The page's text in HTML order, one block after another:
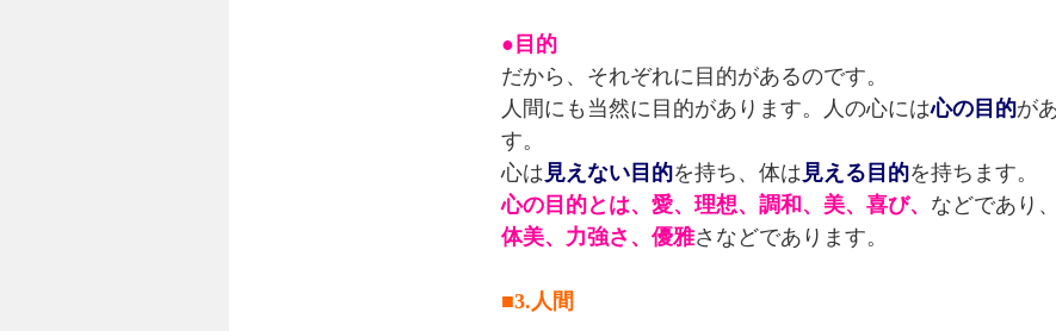
●目的
だから、それぞれに目的があるのです。
人間にも当然に目的があります。人の心には心の目的が
す。
心は 見えない目的を持ち、体は 見える目的を持ちます。
心の目的とは、愛、理想、調和、美、喜び、 などであり、
体美、力強さ、優雅さなどであります。
■3.人間